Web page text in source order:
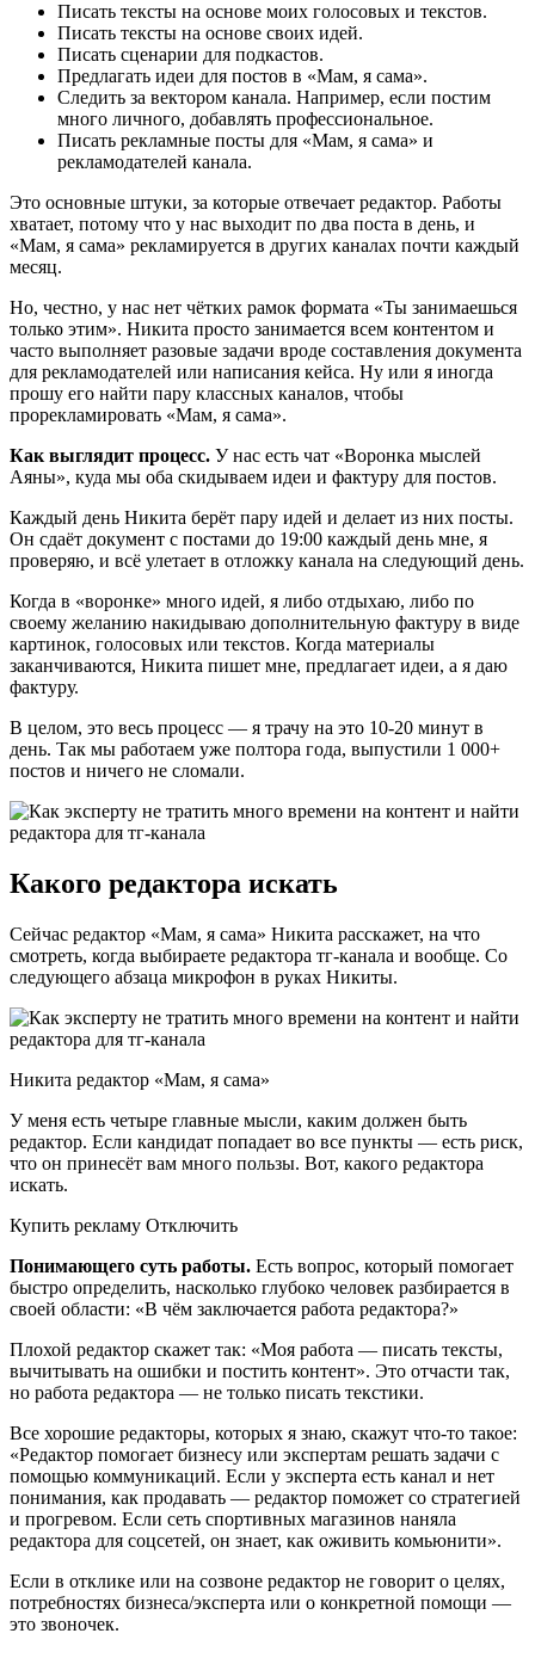
Писать тексты на основе моих голосовых и текстов.
Писать тексты на основе своих идей.
Писать сценарии для подкастов.
Предлагать идеи для постов в «Мам, я сама».
Следить за вектором канала. Например, если постим
много личного, добавлять профессиональное.
Писать рекламные посты для «Мам, я сама» и
рекламодателей канала.
Это основные штуки, за которые отвечает редактор. Работы
хватает, потому что у нас выходит по два поста в день, и
«Мам, я сама» рекламируется в других каналах почти каждый
месяц.
Но, честно, у нас нет чётких рамок формата «Ты занимаешься
только этим». Никита просто занимается всем контентом и
часто выполняет разовые задачи вроде составления документа
для рекламодателей или написания кейса. Ну или я иногда
прошу его найти пару классных каналов, чтобы
прорекламировать «Мам, я сама».
Как выглядит процесс. У нас есть чат «Воронка мыслей
Аяны», куда мы оба скидываем идеи и фактуру для постов.
Каждый день Никита берёт пару идей и делает из них посты.
Он сдаёт документ с постами до 19:00 каждый день мне, я
проверяю, и всё улетает в отложку канала на следующий день.
Когда в «воронке» много идей, я либо отдыхаю, либо по
своему желанию накидываю дополнительную фактуру в виде
картинок, голосовых или текстов. Когда материалы
заканчиваются, Никита пишет мне, предлагает идеи, а я даю
фактуру.
В целом, это весь процесс — я трачу на это 10-20 минут в
день. Так мы работаем уже полтора года, выпустили 1 000+
постов и ничего не сломали.
Какого редактора искать
Сейчас редактор «Мам, я сама» Никита расскажет, на что
смотреть, когда выбираете редактора тг-канала и вообще. Со
следующего абзаца микрофон в руках Никиты.
Никита редактор «Мам, я сама»
У меня есть четыре главные мысли, каким должен быть
редактор. Если кандидат попадает во все пункты — есть риск,
что он принесёт вам много пользы. Вот, какого редактора
искать.
Купить рекламу Отключить
Понимающего суть работы. Есть вопрос, который помогает
быстро определить, насколько глубоко человек разбирается в
своей области: «В чём заключается работа редактора?»
Плохой редактор скажет так: «Моя работа — писать тексты,
вычитывать на ошибки и постить контент». Это отчасти так,
но работа редактора — не только писать текстики.
Все хорошие редакторы, которых я знаю, скажут что-то такое:
«Редактор помогает бизнесу или экспертам решать задачи с
помощью коммуникаций. Если у эксперта есть канал и нет
понимания, как продавать — редактор поможет со стратегией
и прогревом. Если сеть спортивных магазинов наняла
редактора для соцсетей, он знает, как оживить комьюнити».
Если в отклике или на созвоне редактор не говорит о целях,
потребностях бизнеса/эксперта или о конкретной помощи —
это звоночек.